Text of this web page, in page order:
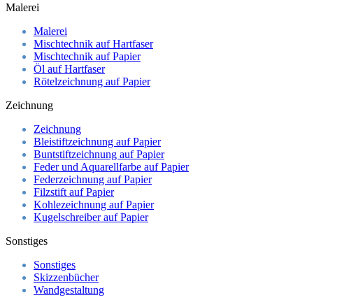
Malerei
Malerei
Mischtechnik auf Hartfaser
Mischtechnik auf Papier
Öl auf Hartfaser
Rötelzeichnung auf Papier
Zeichnung
Zeichnung
Bleistiftzeichnung auf Papier
Buntstiftzeichnung auf Papier
Feder und Aquarellfarbe auf Papier
Federzeichnung auf Papier
Filzstift auf Papier
Kohlezeichnung auf Papier
Kugelschreiber auf Papier
Sonstiges
Sonstiges
Skizzenbücher
Wandgestaltung